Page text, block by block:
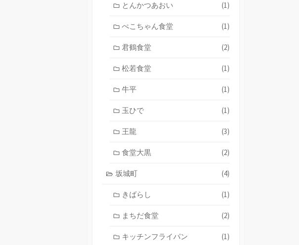
とんかつあおい (1)
ぺこちゃん食堂 (1)
君鶴食堂 (2)
松若食堂 (1)
牛平 (1)
玉ひで (1)
王龍 (3)
食堂大黒 (2)
坂城町 (4)
きばらし (1)
まちだ食堂 (2)
キッチンフライパン (1)